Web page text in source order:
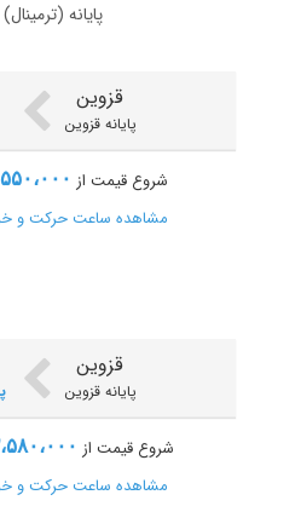
پایانه
قزوین
پایانه قزوین
شروع قیمت از
مشاهده ساعت حرکت و
قزوین
پایانه قزوین
شروع قیمت از
مشاهده ساعت حرکت و